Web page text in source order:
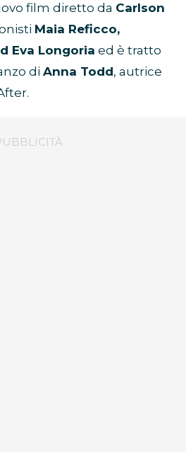
film diretto da Carlson
Maia Reficco,
Eva Longoria ed è tratto
di Anna Todd, autrice